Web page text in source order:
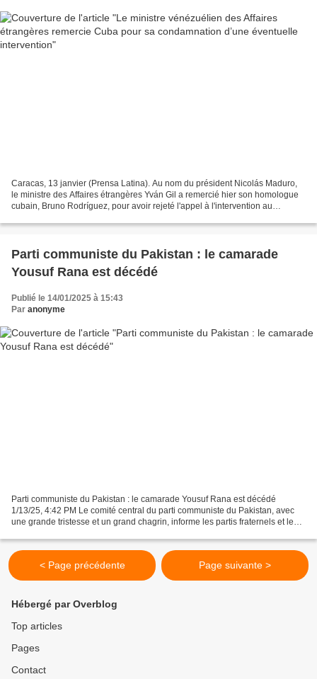
Caracas, 13 janvier (Prensa Latina). Au nom du président Nicolás Maduro,
le ministre des Affaires étrangères Yván Gil a remercié hier son homologue
cubain, Bruno Rodríguez, pour avoir rejeté l'appel à l'intervention au
Parti communiste du Pakistan : le camarade
Yousuf Rana est décédé
Publié le 14/01/2025 à 15:43
Par anonyme
Parti communiste du Pakistan : le camarade Yousuf Rana est décédé
1/13/25, 4:42 PM Le comité central du parti communiste du Pakistan, avec
une grande tristesse et un grand chagrin, informe les partis fraternels et les
< Page précédente Page suivante >
Hébergé par Overblog
Top articles
Pages
Contact